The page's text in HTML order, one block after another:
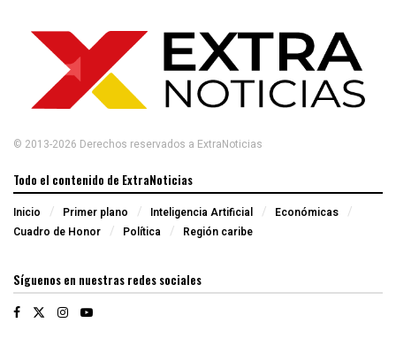
© 2013-2026 Derechos reservados a ExtraNoticias
Todo el contenido de ExtraNoticias
Inicio Primer plano Inteligencia Artificial
Económicas
Cuadro de Honor
Política Región caribe
Síguenos en nuestras redes sociales